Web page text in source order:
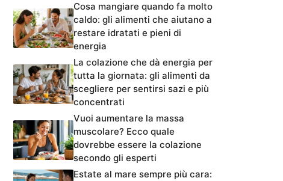
Cosa mangiare quando fa molto
caldo: gli alimenti che aiutano a
restare idratati e pieni di
energia
La colazione che dà energia per
tutta la giornata: gli alimenti da
scegliere per sentirsi sazi e più
concentrati
Vuoi aumentare la massa
muscolare? Ecco quale
dovrebbe essere la colazione
secondo gli esperti
Estate al mare sempre più cara: